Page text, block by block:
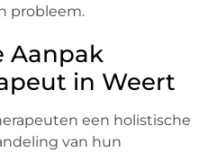
probleem.
Aanpak
in Weert
een holistische
van hun